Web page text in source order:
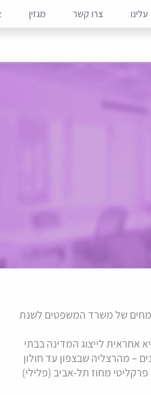
עלינו צרו קשר מגזין
של משרד המשפטים לשנת
אחראית לייצוג המדינה בבתי
– מהרצליה שבצפון עד חולון
לערך במזרח. פרקליטי מחוז תל-אביב (פלילי)